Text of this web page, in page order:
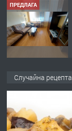
ПРЕДЛАГА
Случайна рецепта